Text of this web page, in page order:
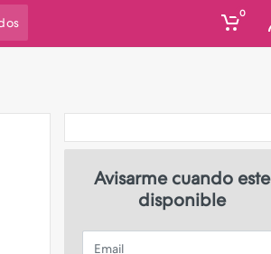
0
Avisarme cuando este
disponible
Email